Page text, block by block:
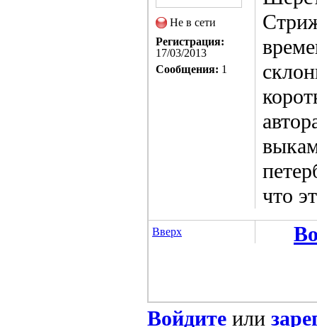
Не в сети
Регистрация:
17/03/2013
Сообщения: 1
что
Вверх
Войдите или